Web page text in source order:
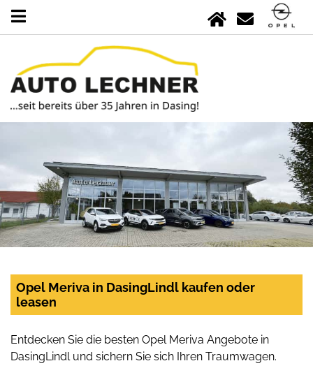
Opel Meriva in DasingLindl kaufen oder
leasen
Entdecken Sie die besten Opel Meriva Angebote in
DasingLindl und sichern Sie sich Ihren Traumwagen.